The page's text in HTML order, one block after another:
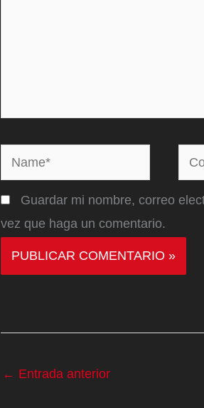
Name*
Guardar mi nombre, correo
vez que haga un comentario.
← Entrada anterior